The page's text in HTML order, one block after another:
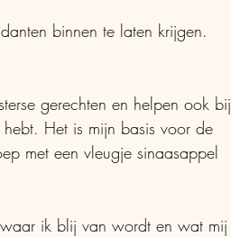
binnen te laten krijgen.
gerechten en helpen ook bij
Het is mijn basis voor de
met een vleugje sinaasappel
ik blij van wordt en wat mij